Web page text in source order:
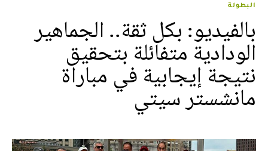
البطولة
بالفيديو: بكل ثقة.. الجماهير
الودادية متفائلة بتحقيق
نتيجة إيجابية في مباراة
مانشستر سيتي